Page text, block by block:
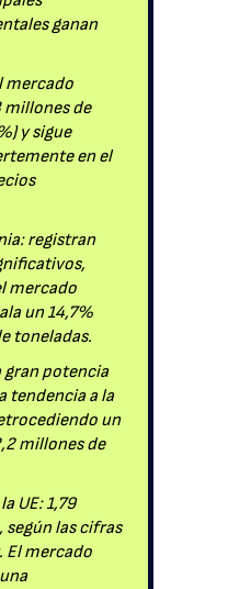
ganan
mercado
millones de
y sigue
en el
registran
mercado
un 14,7%
toneladas.
gran potencia
tendencia a la
un
millones de
UE: 1,79
las cifras
El mercado